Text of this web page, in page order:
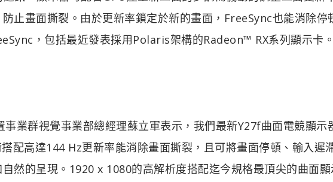
止畫面撕裂。由於更新率鎖定於新的畫面，FreeSync也能消除停
，包括最近發表採用Polaris架構的Radeon™ RX系列顯示卡。
事業群視覺事業部總經理蘇立軍表示，我們最新Y27f曲面電競顯示
配高達144 Hz更新率能消除畫面撕裂，且可將畫面停頓、輸入遲
然的呈現。1920 x 1080的高解析度搭配迄今規格最頂尖的曲面